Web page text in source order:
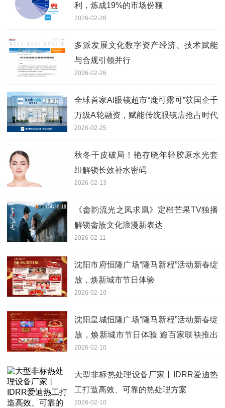
利，炼成19%的市场份额
2026-02-26
多派发展文化数字资产经济、技术赋能
与合规引领并行
2026-02-26
全球首家AI眼镜超市“鹿可露可”获国企千
万级A轮融资，赋能传统眼镜店抢占时代
红利
2026-02-25
秋冬干皮破局！艳存晓年轻胶原水光套
组解锁长效补水密码
2026-02-13
《畲韵流光之凤求凰》定档芒果TV独播
解锁畲族文化浪漫新表达
2026-02-11
沈阳市府恒隆广场“隆马新程”活动新春绽
放，焕新城市节日体验
2026-02-10
沈阳皇城恒隆广场“隆马新程”活动新春绽
放，焕新城市节日体验 逾百家联袂推出
新春礼遇
2026-02-10
大型非标热处理设备厂家丨IDRR爱迪热
工打造高效、可靠的热处理方案
2026-02-10